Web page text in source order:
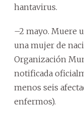
hantavirus.
–2 mayo. Muere
una mujer de
Organización
notificada
menos seis
enfermos).